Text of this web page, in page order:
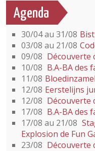
Agenda
30/04 au 31/08
03/08 au 21/08
09/08 Découverte
10/08 B.A-BA des
11/08
12/08 Eerstelijns
12/08 Découverte
17/08 B.A-BA des
17/08 au 21/08
Explosion de Fun
23/08 Découverte